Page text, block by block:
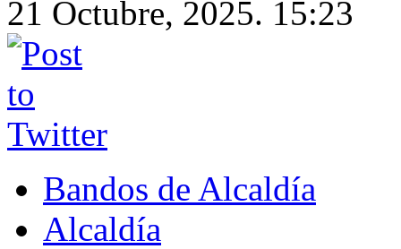
21 Octubre, 2025. 15:23
Bandos de Alcaldía
Alcaldía